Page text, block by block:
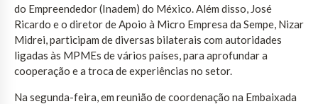
do Empreendedor (Inadem) do México. Além disso, José
Ricardo e o diretor de Apoio à Micro Empresa da Sempe, Nizar
Midrei, participam de diversas bilaterais com autoridades
ligadas às MPMEs de vários países, para aprofundar a
cooperação e a troca de experiências no setor.
Na segunda-feira, em reunião de coordenação na Embaixada